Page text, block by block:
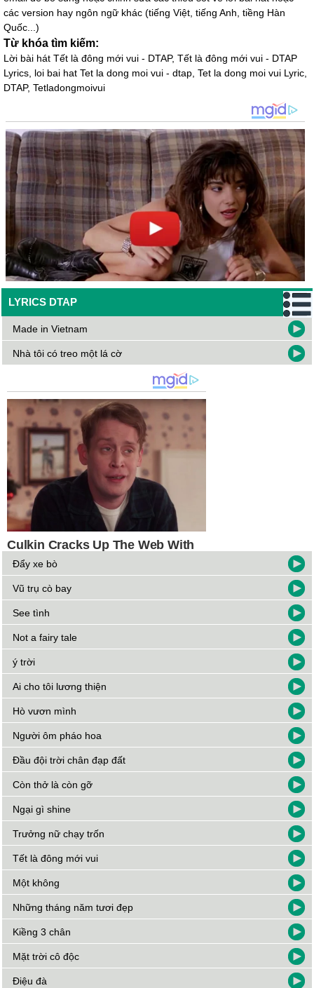
các version hay ngôn ngữ khác (tiếng Việt, tiếng Anh, tiềng Hàn
Quốc...)
Từ khóa tìm kiếm:
Lời bài hát Tết là đông mới vui - DTAP, Tết là đông mới vui - DTAP
Lyrics, loi bai hat Tet la dong moi vui - dtap, Tet la dong moi vui Lyric,
DTAP, Tetladongmoivui
LYRICS DTAP
Made in Vietnam
Nhà tôi có treo một lá cờ
Đẩy xe bò
Vũ trụ cò bay
See tình
Not a fairy tale
ý trời
Ai cho tôi lương thiện
Hò vươn mình
Người ôm pháo hoa
Đầu đội trời chân đạp đất
Còn thở là còn gỡ
Ngại gì shine
Trưởng nữ chạy trốn
Tết là đông mới vui
Một không
Những tháng năm tươi đẹp
Kiềng 3 chân
Mặt trời cô độc
Điệu đà